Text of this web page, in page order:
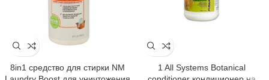
8in1 средство для стирки NM
1 All Systems Botanical